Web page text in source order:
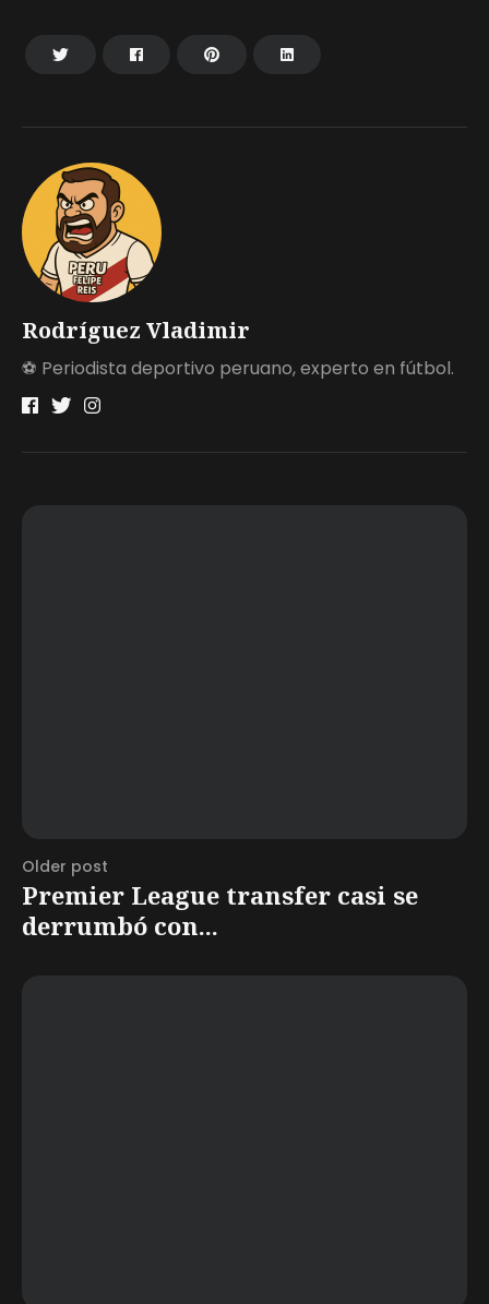
Rodríguez Vladimir
⚽ Periodista deportivo peruano, experto en fútbol.
Older post
Premier League transfer casi se
derrumbó con...